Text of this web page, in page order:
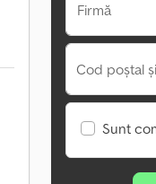
Firmă
Cod poștal
Sunt